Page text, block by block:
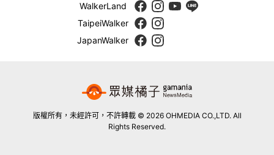
WalkerLand
TaipeiWalker
JapanWalker
版權所有，未經許可，不許轉載 © 2026 OHMEDIA CO.,LTD. All
Rights Reserved.